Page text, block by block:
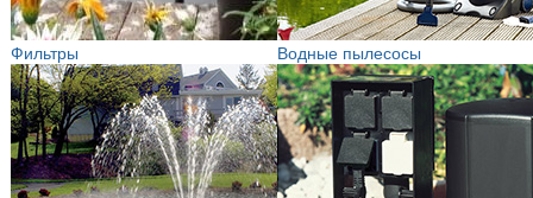
Фильтры Водные пылесосы